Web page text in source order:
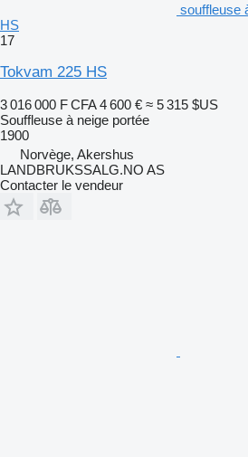
souffleuse
HS
17
Tokvam 225 HS
3 016 000 F CFA 4 600 € ≈ 5 315 $US
Souffleuse à neige portée
1900
Norvège, Akershus
LANDBRUKSSALG.NO AS
Contacter le vendeur